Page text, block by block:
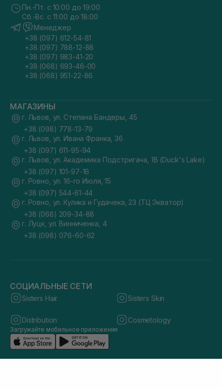
Пн.-Пт. с 10:00 до 19:00
Сб.-Вс. с 11:00 до 18:00
Менеджер
+38 (097) 612-54-81
+38 (097) 788-12-88
+38 (097) 983-41-20
+38 (068) 693-46-00
+38 (068) 951-22-86
МАГАЗИНЫ
г. Львов, ул. Степана Бандеры, 45
+38 (098) 778-13-79
г. Львов, ул. Ивана Франка, 36
+38 (097) 611-95-94
г. Львов, ул. Академика Подстригача, 1В (Duck's Lake)
+38 (097) 101-97-16
г. Ровно, ул. 16-го Июля, 15
+38 (097) 544-61-44
г. Ровно, ул. Кулика и Гудачека, 23 (ТЦ Экватор)
+38 (068) 209-34-88
г. Луцк, ул. Винниченка, 4
+38 (098) 076-60-62
СОЦИАЛЬНЫЕ СЕТИ
Sisters Hair Sisters Skin
Distribution Cosmetology
Загружайте мобильное приложение